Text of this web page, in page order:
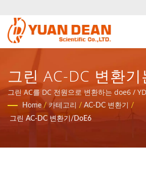
그린 AC-DC 변환기
준수합니다. / YDS
워크 애플리케이션
그린 AC를 DC 전원으로 변환하는 doe6 /
리케이션 자기 부품 및 전력 제품에 대한 전
Home / 카테고리 / AC-DC 변환기
/
그린 AC-DC 변환기/DoE6